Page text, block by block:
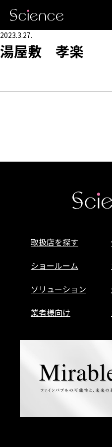
2023.3.27.
湯屋敷 孝楽
取扱店を探す
ショールーム
ソリューション
業者様向け